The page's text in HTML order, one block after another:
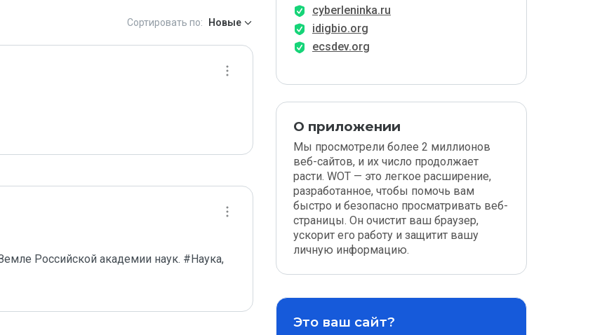
Сортировать по: Новые
Российской академии наук. #Наука,
cyberleninka.ru
idigbio.org
ecsdev.org
О приложении
Мы просмотрели более 2 миллионов
веб-сайтов, и их число продолжает
расти. WOT — это легкое расширение,
разработанное, чтобы помочь вам
быстро и безопасно просматривать веб-
страницы. Он очистит ваш браузер,
ускорит его работу и защитит вашу
личную информацию.
Это ваш сайт?